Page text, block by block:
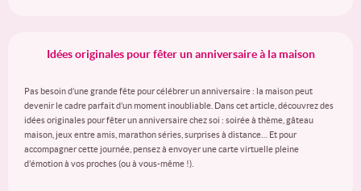
Idées originales pour fêter un anniversaire à la maison
Pas besoin d’une grande fête pour célébrer un anniversaire : la maison peut
devenir le cadre parfait d’un moment inoubliable. Dans cet article, découvrez des
idées originales pour fêter un anniversaire chez soi : soirée à thème, gâteau
maison, jeux entre amis, marathon séries, surprises à distance… Et pour
accompagner cette journée, pensez à envoyer une carte virtuelle pleine
d’émotion à vos proches (ou à vous-même !).